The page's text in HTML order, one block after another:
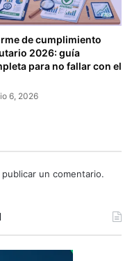
de cumplimiento
2026: guía
para no fallar con el
6, 2026
publicar un comentario.